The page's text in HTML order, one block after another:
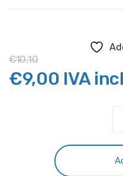
€10,10
Il
€9,00 IlIVA